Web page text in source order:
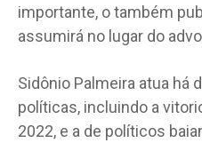
importante, o também
assumirá no lugar do
Sidônio Palmeira atua há
políticas, incluindo a
2022, e a de políticos